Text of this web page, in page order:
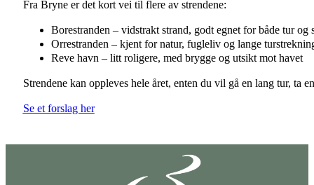
Fra Bryne er det kort vei til flere av strendene:
Borestranden – vidstrakt strand, godt egnet for både tur og
Orrestranden – kjent for natur, fugleliv og lange
Reve havn – litt roligere, med brygge og utsikt mot havet
Strendene kan oppleves hele året, enten du vil gå en lang tur, ta
Se et forslag her